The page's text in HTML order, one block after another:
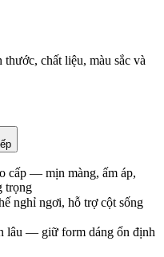
chất liệu, màu sắc và
cấp — mịn màng, ấm áp,
trọng
nghỉ ngơi, hỗ trợ cột sống
lâu — giữ form dáng ổn định